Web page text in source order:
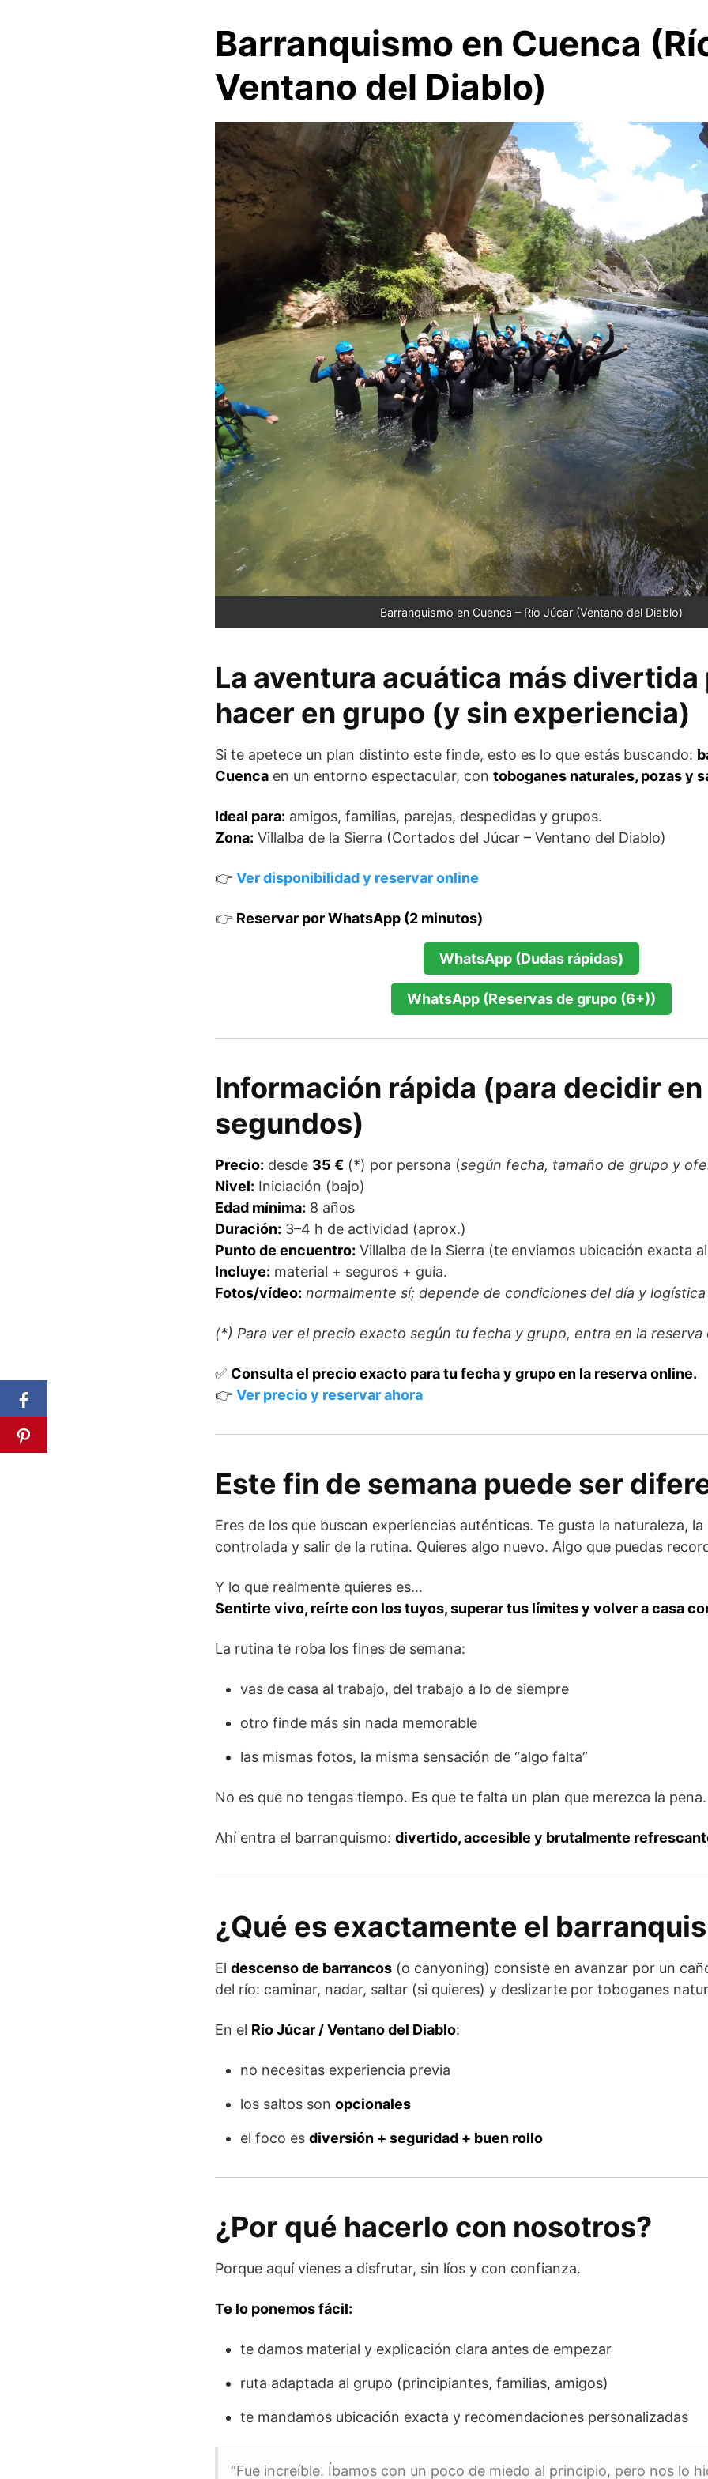
Barranquismo en Cuenca
Ventano del Diablo)
Barranquismo en Cuenca – Río Júcar (Ventano del Diablo)
La aventura acuática más divertida
hacer en grupo (y sin experiencia)
Si te apetece un plan distinto este finde, esto es lo que estás buscando:
Cuenca en un entorno espectacular, con toboganes naturales, pozas y
Ideal para: amigos, familias, parejas, despedidas y grupos.
Zona: Villalba de la Sierra (Cortados del Júcar – Ventano del Diablo)
👉 Ver disponibilidad y reservar online
👉 Reservar por WhatsApp (2 minutos)
WhatsApp (Dudas rápidas)
WhatsApp (Reservas de grupo (6+))
Información rápida (para decidir en
segundos)
Precio: desde 35 € (*) por persona (según fecha, tamaño de grupo y
Nivel: Iniciación (bajo)
Edad mínima: 8 años
Duración: 3–4 h de actividad (aprox.)
Punto de encuentro: Villalba de la Sierra (te enviamos ubicación exacta
Incluye: material + seguros + guía.
Fotos/vídeo: normalmente sí; depende de condiciones del día y
(*) Para ver el precio exacto según tu fecha y grupo, entra en la reserva
✅ Consulta el precio exacto para tu fecha y grupo en la reserva online.
👉 Ver precio y reservar ahora
Este fin de semana puede ser
Eres de los que buscan experiencias auténticas. Te gusta la naturaleza, la
controlada y salir de la rutina. Quieres algo nuevo. Algo que puedas
Y lo que realmente quieres es…
Sentirte vivo, reírte con los tuyos, superar tus límites y volver a casa
La rutina te roba los fines de semana:
vas de casa al trabajo, del trabajo a lo de siempre
otro finde más sin nada memorable
las mismas fotos, la misma sensación de “algo falta”
No es que no tengas tiempo. Es que te falta un plan que merezca la pena.
Ahí entra el barranquismo: divertido, accesible y brutalmente
¿Qué es exactamente el
El descenso de barrancos (o canyoning) consiste en avanzar por un
del río: caminar, nadar, saltar (si quieres) y deslizarte por toboganes
En el Río Júcar / Ventano del Diablo:
no necesitas experiencia previa
los saltos son opcionales
el foco es diversión + seguridad + buen rollo
¿Por qué hacerlo con nosotros?
Porque aquí vienes a disfrutar, sin líos y con confianza.
Te lo ponemos fácil:
te damos material y explicación clara antes de empezar
ruta adaptada al grupo (principiantes, familias, amigos)
te mandamos ubicación exacta y recomendaciones personalizadas
“Fue increíble. Íbamos con un poco de miedo al principio, pero nos lo